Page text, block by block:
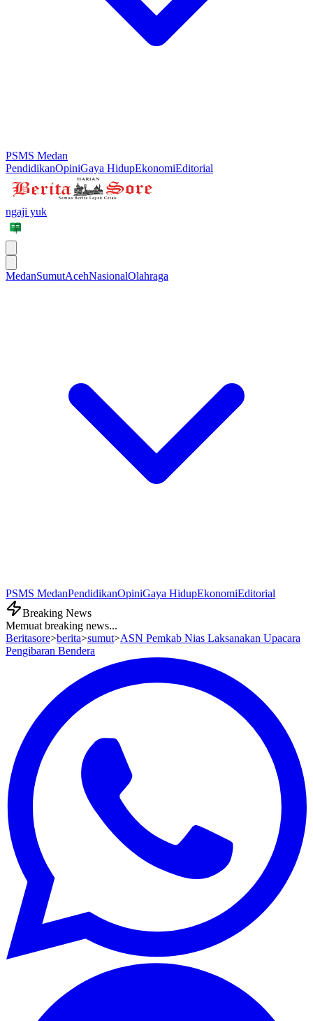
PSMS Medan
PendidikanOpiniGaya HidupEkonomiEditorial
ngaji yuk
MedanSumutAcehNasionalOlahraga
PSMS MedanPendidikanOpiniGaya HidupEkonomiEditorial
Breaking News
Memuat breaking news...
Beritasore>berita>sumut>ASN Pemkab Nias Laksanakan Upacara
Pengibaran Bendera